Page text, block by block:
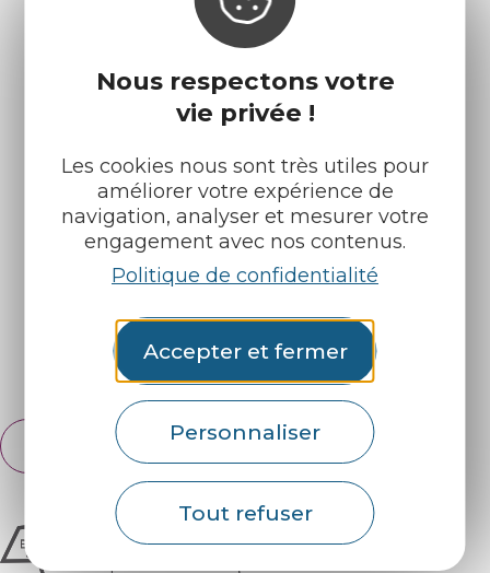
Nous respectons votre
vie privée !
Les cookies nous sont très utiles pour
améliorer votre expérience de
navigation, analyser et mesurer votre
engagement avec nos contenus.
Politique de confidentialité
Accepter et fermer
Personnaliser
Tout refuser
Infos pratiques
Nos accueils
Nos brochures
Météo
Retrouvez-nous sur :
Espace pro Partenaires
Français
English